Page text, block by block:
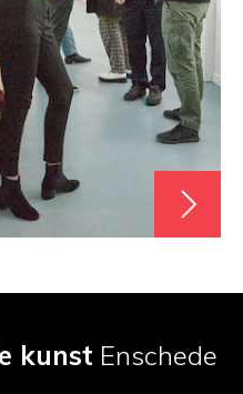
kunst Enschede